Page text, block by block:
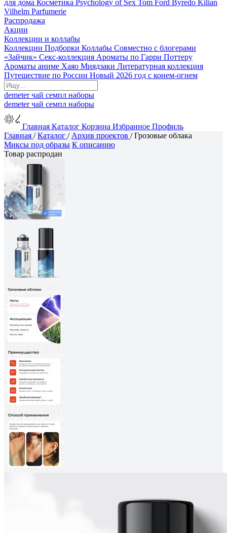
для дома Косметика Psychology of Sex Tom Ford Byredo Kilian
Vilhelm Parfumerie
Распродажа
Акции
Коллекции и коллабы
Коллекции Подборки Коллабы Совместно с блогерами
«Зайчик» Секс-коллекция Ароматы по Гарри Поттеру
Ароматы аниме Хаяо Миядзаки Литературная коллекция
Путешествие по России Новый 2026 год с конем-огнем
demeterчай семпл наборы
demeterчай семпл наборы
Главная Каталог Корзина Избранное Профиль
Главная /Каталог / Архив проектов /Грозовые облака
Миксы под образы К описанию
Товар распродан